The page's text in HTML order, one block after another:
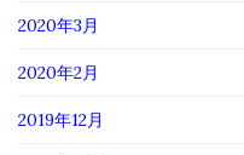
2020年3月
2020年2月
2019年12月